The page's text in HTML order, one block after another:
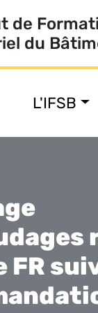
de
du
L'IFSB
FR